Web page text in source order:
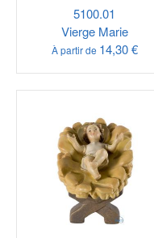
5100.01
Vierge Marie
À partir de 14,30 €